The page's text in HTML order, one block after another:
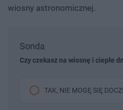
wiosny astronomicznej.
Sonda
Czy czekasz na wiosnę i ciepłe
TAK, NIE MOGĘ SIĘ